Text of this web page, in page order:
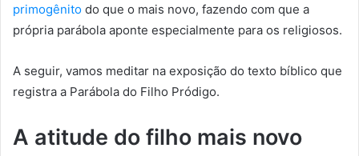
primogênito do que o mais novo, fazendo com que a
própria parábola aponte especialmente para os religiosos.
A seguir, vamos meditar na exposição do texto bíblico que
registra a Parábola do Filho Pródigo.
A atitude do filho mais novo